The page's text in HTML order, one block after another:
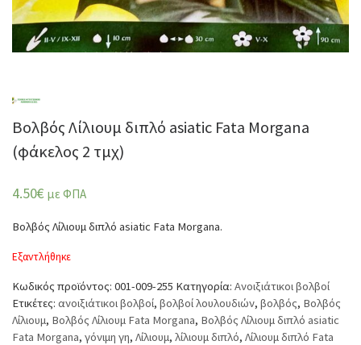
Βολβός Λίλιουμ διπλό asiatic Fata Morgana
(φάκελος 2 τμχ)
4.50€ με ΦΠΑ
Βολβός Λίλιουμ διπλό asiatic Fata Morgana.
Εξαντλήθηκε
Κωδικός προϊόντος: 001-009-255 Κατηγορία: Ανοιξιάτικοι βολβοί
Ετικέτες: ανοιξιάτικοι βολβοί, βολβοί λουλουδιών, βολβός, Βολβός
Λίλιουμ, Βολβός Λίλιουμ Fata Morgana, Βολβός Λίλιουμ διπλό asiatic
Fata Morgana, γόνιμη γη, Λίλιουμ, λίλιουμ διπλό, Λίλιουμ διπλό Fata